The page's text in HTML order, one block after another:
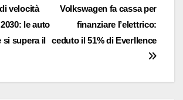
Volkswagen fa cassa per
finanziare l’elettrico:
ceduto il 51% di Everllence
velocità
le auto
si supera il